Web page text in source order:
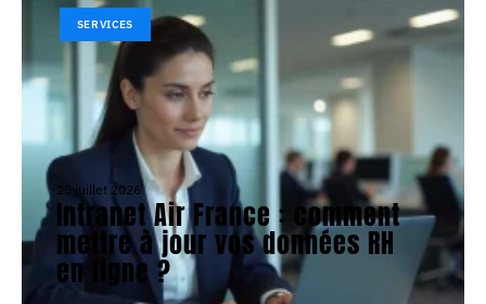
SERVICES
25 juillet 2026
Intranet Air France : comment
mettre à jour vos données RH
en ligne ?